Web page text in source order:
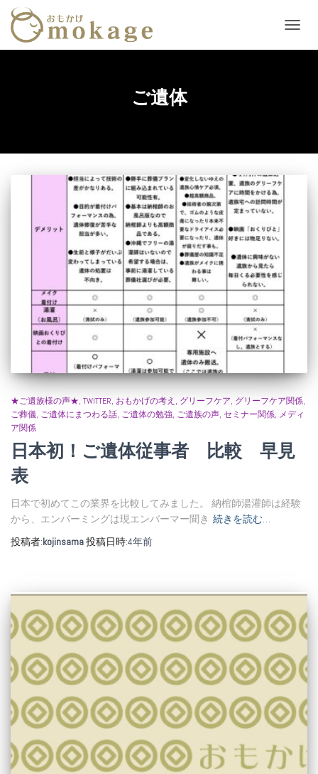
ビ
り
ご遺体
★ご遺族様の声★ TWITTER おもかげの考え グリーフケア グリーフケア関係
ご葬儀 ご遺体にまつわる話 ご遺体の勉強 ご遺族の声 セミナー関係 メディ
ア関係
日本初！ご遺体従事者 比較 早見
表
日本で初めてこの業界を比較してみました。 納棺師湯灌師は経験
から、エンバーミングは現エンバーマー聞き 続きを読む…
投稿者:kojinsama投稿日時:4年前